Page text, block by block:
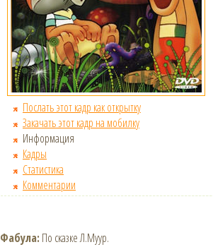
Послать этот кадр как открытку
Закачать этот кадр на мобилку
Информация
Кадры
Статистика
Комментарии
Фабула: По сказке Л.Муур.